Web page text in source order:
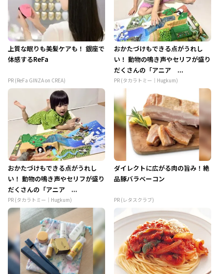
上質な眠りも美髪ケアも！ 銀座で
体感するReFa
PR (ReFa GINZA on CREA)
おかたづけもできる点がうれし
い！ 動物の鳴き声やセリフが盛り
だくさんの「アニア ...
PR (タカラトミー｜Hugkum)
おかたづけもできる点がうれし
い！ 動物の鳴き声やセリフが盛り
だくさんの「アニア ...
PR (タカラトミー｜Hugkum)
ダイレクトに広がる肉の旨み！絶
品豚バラベーコン
PR (レタスクラブ)